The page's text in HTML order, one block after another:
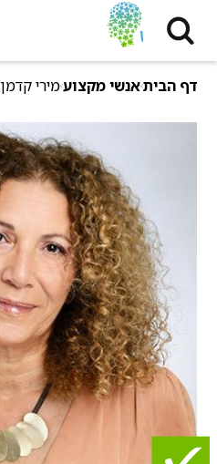
דף הביתאנשי מקצועמירי קדמן